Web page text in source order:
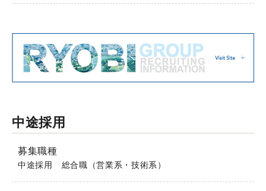
中途採用
募集職種
中途採用 総合職（営業系・技術系）